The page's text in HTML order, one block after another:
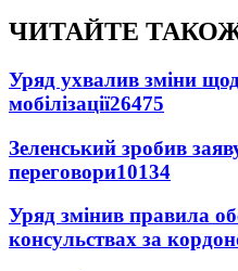
ЧИТАЙТЕ
Уряд ухвалив зміни
мобілізації26475
Зеленський зробив
переговори10134
Уряд змінив правила
консульствах за